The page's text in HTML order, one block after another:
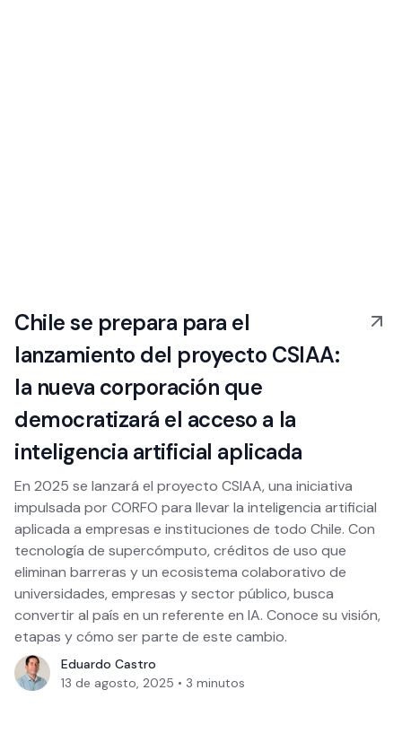
Chile se prepara para el
lanzamiento del proyecto CSIAA:
la nueva corporación que
democratizará el acceso a la
inteligencia artificial aplicada
En 2025 se lanzará el proyecto CSIAA, una iniciativa
impulsada por CORFO para llevar la inteligencia artificial
aplicada a empresas e instituciones de todo Chile. Con
tecnología de supercómputo, créditos de uso que
eliminan barreras y un ecosistema colaborativo de
universidades, empresas y sector público, busca
convertir al país en un referente en IA. Conoce su visión,
etapas y cómo ser parte de este cambio.
Eduardo Castro
13 de agosto, 2025 • 3 minutos